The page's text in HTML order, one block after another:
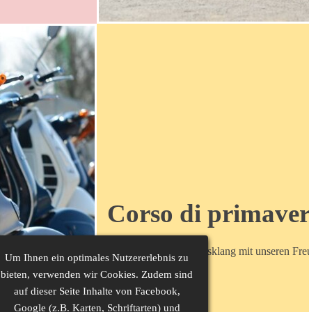
Corso di
Saison Auftakt und Ausklang mit unseren
Um Ihnen ein optimales Nutzererlebnis zu
bieten, verwenden wir Cookies. Zudem sind
auf dieser Seite Inhalte von Facebook,
Google (z.B. Karten, Schriftarten) und